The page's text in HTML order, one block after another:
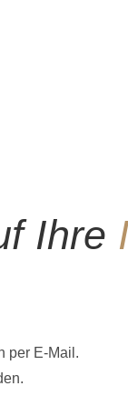
Ihre
per E-Mail.